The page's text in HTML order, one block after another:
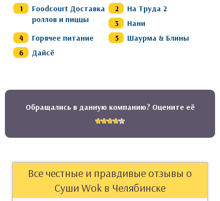
Foodcourt Доставка
роллов и пиццы
На Труда 2
Нани
Горячее питание
Шаурма & Блины
Дайсё
Обращались в данную компанию? Оцените её
Все честные и правдивые отзывы о
Суши Wok в Челябинске